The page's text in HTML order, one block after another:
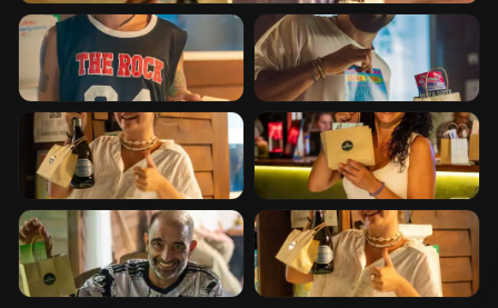
⭐ Happy Customer ⭐ Happy Customer
⭐ Happy Customer ⭐ Happy Customer
⭐ Happy Customer Happy Customer